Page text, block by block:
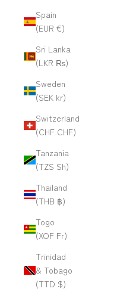
Spain
(EUR €)
Sri Lanka
(LKR ₨)
Sweden
(SEK kr)
Switzerland
(CHF CHF)
Tanzania
(TZS Sh)
Thailand
(THB ฿)
Togo
(XOF Fr)
Trinidad
& Tobago
(TTD $)